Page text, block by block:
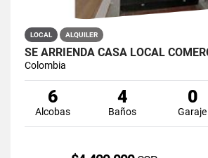
LOCAL ALQUILER
Colombia
6
Alcobas
4
Baños
0
Garaje